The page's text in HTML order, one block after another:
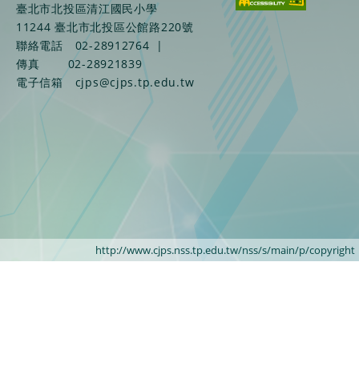
臺北市北投區清江國民小學
11244 臺北市北投區公館路220號
聯絡電話
02-28912764
|
傳真
02-28921839
電子信箱
cjps@cjps.tp.edu.tw
http://www.cjps.nss.tp.edu.tw/nss/s/main/p/copyright